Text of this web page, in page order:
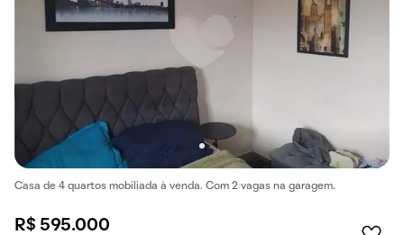
Casa de 4 quartos mobiliada à venda. Com 2 vagas na garagem.
R$ 595.000